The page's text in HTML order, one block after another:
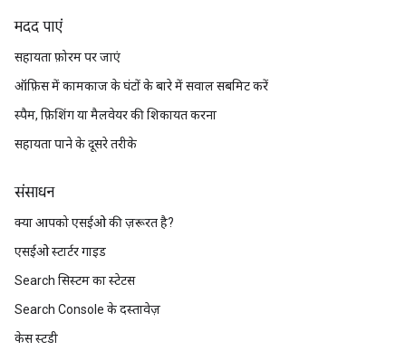
मदद पाएं
सहायता फ़ोरम पर जाएं
ऑफ़िस में कामकाज के घंटों के बारे में सवाल सबमिट करें
स्पैम, फ़िशिंग या मैलवेयर की शिकायत करना
सहायता पाने के दूसरे तरीके
संसाधन
क्या आपको एसईओ की ज़रूरत है?
एसईओ स्टार्टर गाइड
Search सिस्टम का स्टेटस
Search Console के दस्तावेज़
केस स्टडी